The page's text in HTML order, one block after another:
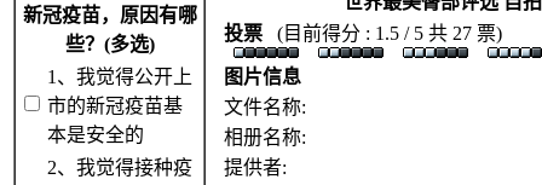
新冠疫苗，原因有哪
些？(多选)
1、我觉得公开上
市的新冠疫苗基
本是安全的
2、我觉得接种疫
投票
(目前得分 : 1.5 / 5 共 27 票)
图片信息
文件名称:
相册名称:
提供者: